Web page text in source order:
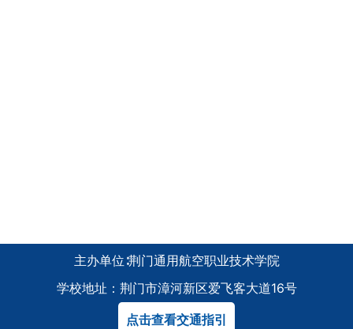
主办单位∶荆门通用航空职业技术学院
学校地址：荆门市漳河新区爱飞客大道16号
点击查看交通指引